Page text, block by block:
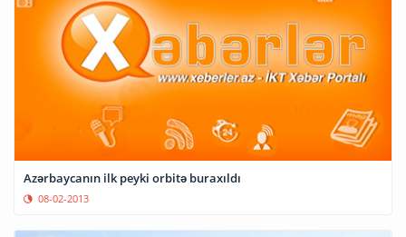
Azərbaycanın ilk peyki orbitə buraxıldı
08-02-2013